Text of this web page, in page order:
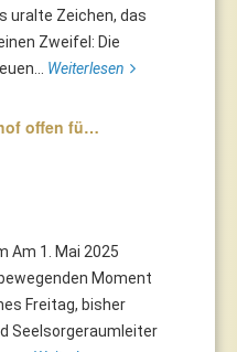
uralte Zeichen, das
Zweifel: Die
Weiterlesen
offen fü…
Am 1. Mai 2025
Moment
Freitag, bisher
Seelsorgeraumleiter